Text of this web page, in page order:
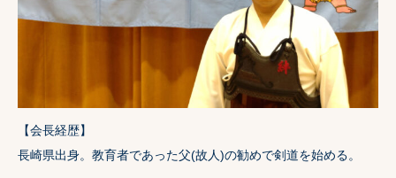
【会長経歴】
長崎県出身。教育者であった父(故人)の勧めで剣道を始める。